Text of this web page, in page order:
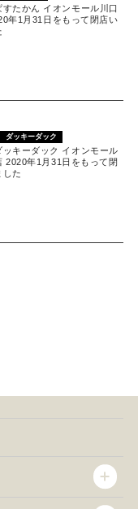
すたかん イオンモール川口
年1月31日をもって閉店い
ダッキーダック
ッキーダック イオンモール
2020年1月31日をもって閉
した